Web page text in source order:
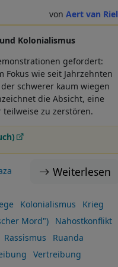
Aert van Riel
Kolonialismus
gefordert:
wie seit Jahrzehnten
schwerer kaum wiegen
die Absicht, eine
zu zerstören.
Weiterlesen
Kolonialismus
Krieg
Mord")
Nahostkonflikt
Rassismus
Ruanda
Vertreibung